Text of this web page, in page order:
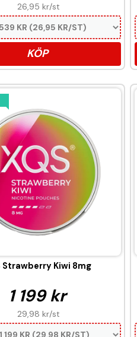
26,95 kr/st
KÖP
Strawberry Kiwi 8mg
1 199 kr
29,98 kr/st